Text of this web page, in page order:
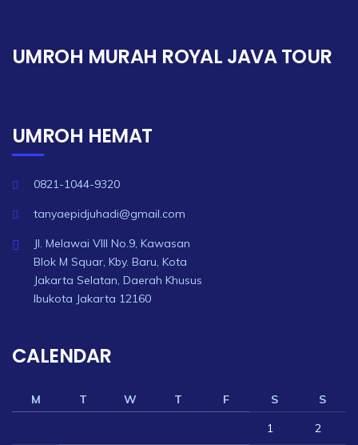
UMROH MURAH ROYAL JAVA TOUR
UMROH HEMAT
0821-1044-9320
tanyaepidjuhadi@gmail.com
Jl. Melawai VIII No.9, Kawasan
Blok M Squar, Kby. Baru, Kota
Jakarta Selatan, Daerah Khusus
Ibukota Jakarta 12160
CALENDAR
M T W T F S
S
1
2